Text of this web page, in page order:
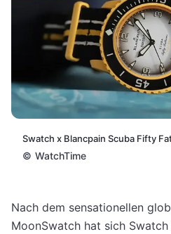
Swatch x Blancpain Scuba Fifty
© WatchTime
Nach dem sensationellen
MoonSwatch hat sich